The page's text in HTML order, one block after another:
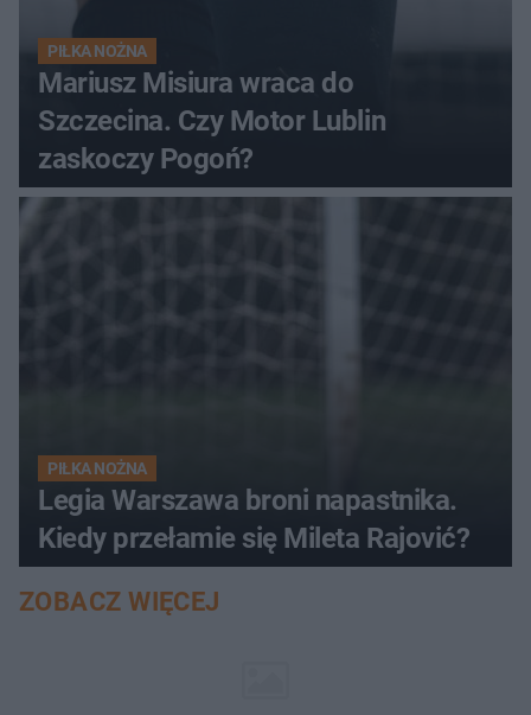
PIŁKA NOŻNA
Mariusz Misiura wraca do
Szczecina. Czy Motor Lublin
zaskoczy Pogoń?
PIŁKA NOŻNA
Legia Warszawa broni napastnika.
Kiedy przełamie się Mileta Rajović?
ZOBACZ WIĘCEJ